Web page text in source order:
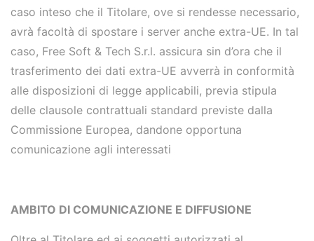
caso inteso che il Titolare, ove si rendesse necessario,
avrà facoltà di spostare i server anche extra-UE. In tal
caso, Free Soft & Tech S.r.l. assicura sin d’ora che il
trasferimento dei dati extra-UE avverrà in conformità
alle disposizioni di legge applicabili, previa stipula
delle clausole contrattuali standard previste dalla
Commissione Europea, dandone opportuna
comunicazione agli interessati
AMBITO DI COMUNICAZIONE E DIFFUSIONE